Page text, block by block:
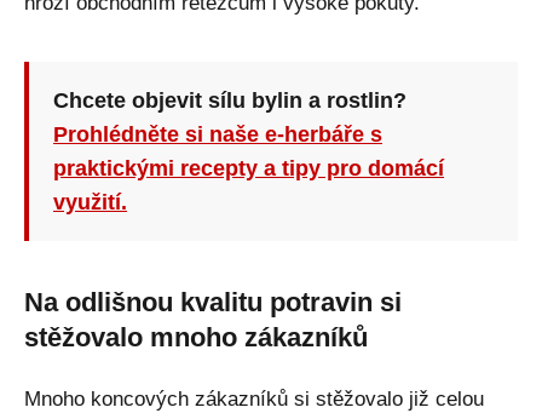
Chcete objevit sílu bylin a rostlin?
Prohlédněte si naše e-herbáře s
praktickými recepty a tipy pro domácí
využití.
Na odlišnou kvalitu potravin si
stěžovalo mnoho zákazníků
Mnoho koncových zákazníků si stěžovalo již celou